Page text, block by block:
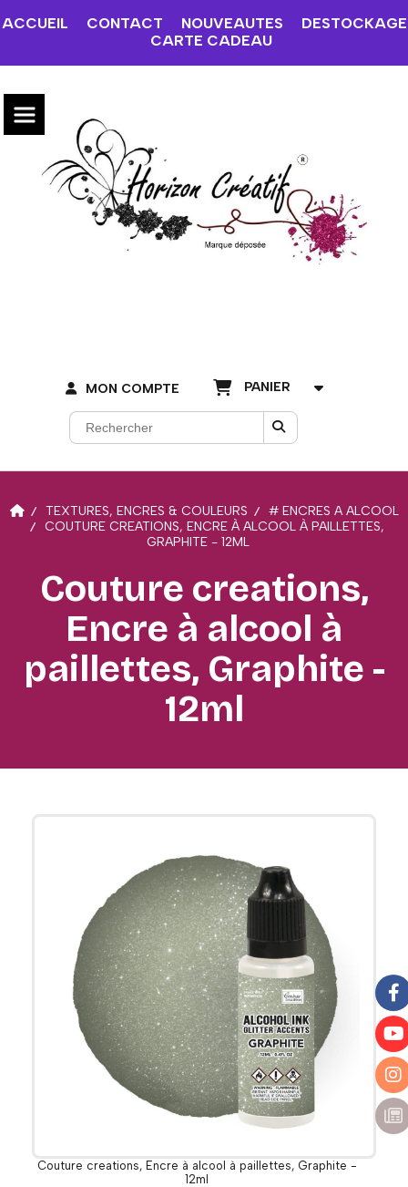
ACCUEIL CONTACT NOUVEAUTES
DESTOCKAGE
CARTE CADEAU
MON COMPTE PANIER
TEXTURES, ENCRES & COULEURS
# ENCRES A ALCOOL
COUTURE CREATIONS, ENCRE À ALCOOL À PAILLETTES,
GRAPHITE - 12ML
Couture creations,
Encre à alcool à
paillettes, Graphite -
12ml
Couture creations, Encre à alcool à paillettes, Graphite -
12ml